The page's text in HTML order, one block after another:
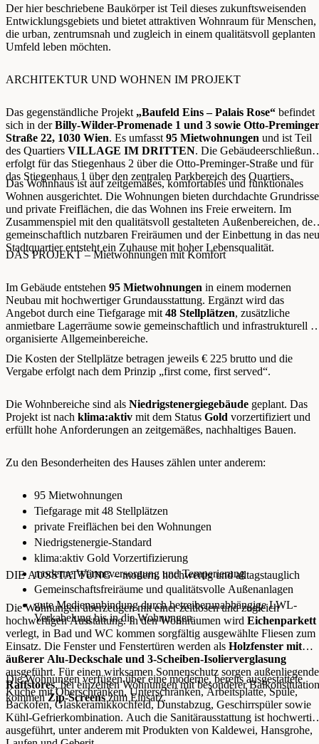
Der hier beschriebene Baukörper ist Teil dieses zukunftsweisenden
Entwicklungsgebiets und bietet attraktiven Wohnraum für Menschen,
die urban, zentrumsnah und zugleich in einem qualitätsvoll geplanten
Umfeld leben möchten.
ARCHITEKTUR UND WOHNEN IM PROJEKT
Das gegenständliche Projekt „Baufeld Eins – Palais Rose“ befindet
sich in derBilly-Wilder-Promenade 1 und 3 sowie Otto-
Straße 22, 1030 Wien. Es umfasst 95 Mietwohnungen und ist Teil
des Quartiers VILLAGE IM DRITTEN. Die Gebäudeerschließung
erfolgt für das Stiegenhaus 2 über die Otto-Preminger-Straße und für
das Stiegenhaus 1 über den zentralen Parkbereich des Quartiers.
Das Wohnhaus ist auf zeitgemäßes, komfortables und funktionales
Wohnen ausgerichtet. Die Wohnungen bieten durchdachte Grundrisse
und private Freiflächen, die das Wohnen ins Freie erweitern. Im
Zusammenspiel mit den qualitätsvoll gestalteten Außenbereichen, den
gemeinschaftlich nutzbaren Freiräumen und der Einbettung in das
Stadtquartier entsteht ein Zuhause mit hoher Lebensqualität.
DAS PROJEKT – Mietwohnungen mit Komfort
Im Gebäude entstehen 95 Mietwohnungen in einem modernen
Neubau mit hochwertiger Grundausstattung. Ergänzt wird das
Angebot durch eine Tiefgarage mit 48 Stellplätzen, zusätzliche
anmietbare Lagerräume sowie gemeinschaftlich und infrastrukturell
organisierte Allgemeinbereiche.
Die Kosten der Stellplätze betragen jeweils € 225 brutto und die
Vergabe erfolgt nach dem Prinzip „first come, first served“.
Die Wohnbereiche sind als Niedrigstenergiegebäude geplant. Das
Projekt ist nach klima:aktiv mit dem Status Gold vorzertifiziert und
erfüllt hohe Anforderungen an zeitgemäßes, nachhaltiges Bauen.
Zu den Besonderheiten des Hauses zählen unter anderem:
95 Mietwohnungen
Tiefgarage mit 48 Stellplätzen
private Freiflächen bei den Wohnungen
Niedrigstenergie-Standard
klima:aktiv Gold Vorzertifizierung
moderne Wärmeversorgung und Temperierung
Gemeinschaftsfreiräume und qualitätsvolle Außenanlagen
gute Medienanbindung durch betreiberunabhängige LWL-
Verkabelung bis in die Wohnungen
DIE AUSSTATTUNG – modern, hochwertig und alltagstauglich
Die Wohnungen überzeugen mit einer zeitlosen und zugleich
hochwertigen Ausstattung. In den Wohnräumen wird Eichenparkett
verlegt, in Bad und WC kommen sorgfältig ausgewählte Fliesen zum
Einsatz. Die Fenster und Fenstertüren werden als Holzfenster mit
äußerer Alu-Deckschale und 3-Scheiben-Isolierverglasung
ausgeführt. Für einen wirksamen Sonnenschutz sorgen außenliegende
Raffstores, bei einzelnen Wohnungen mit besonderer Balkonsituation
kommenZip-Screenszum Einsatz.
Die Wohnungen verfügen über eine moderne, bereits ausgestattete
Küche mit Oberschränken, Unterschränken, Arbeitsplatte, Spüle,
Backofen, Glaskeramikkochfeld, Dunstabzug, Geschirrspüler sowie
Kühl-Gefrierkombination. Auch die Sanitärausstattung ist hochwertig
ausgeführt, unter anderem mit Produkten von Kaldewei, Hansgrohe,